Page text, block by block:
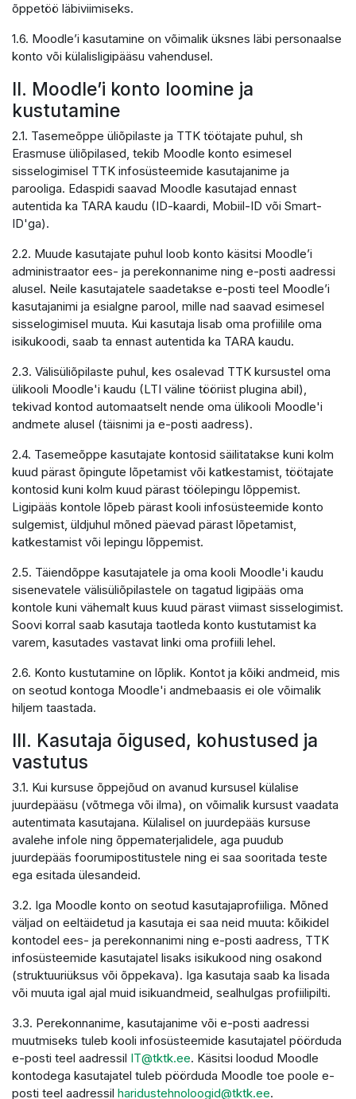
õppetöö läbiviimiseks.
1.6. Moodle’i kasutamine on võimalik üksnes läbi personaalse
konto või külalisligipääsu vahendusel.
II. Moodle’i konto loomine ja
kustutamine
2.1. Tasemeõppe üliõpilaste ja TTK töötajate puhul, sh
Erasmuse üliõpilased, tekib Moodle konto esimesel
sisselogimisel TTK infosüsteemide kasutajanime ja
parooliga. Edaspidi saavad Moodle kasutajad ennast
autentida ka TARA kaudu (ID-kaardi, Mobiil-ID või Smart-
ID'ga).
2.2. Muude kasutajate puhul loob konto käsitsi Moodle’i
administraator ees- ja perekonnanime ning e-posti aadressi
alusel. Neile kasutajatele saadetakse e-posti teel Moodle’i
kasutajanimi ja esialgne parool, mille nad saavad esimesel
sisselogimisel muuta. Kui kasutaja lisab oma profiilile oma
isikukoodi, saab ta ennast autentida ka TARA kaudu.
2.3. Välisüliõpilaste puhul, kes osalevad TTK kursustel oma
ülikooli Moodle'i kaudu (LTI väline tööriist plugina abil),
tekivad kontod automaatselt nende oma ülikooli Moodle'i
andmete alusel (täisnimi ja e-posti aadress).
2.4. Tasemeõppe kasutajate kontosid säilitatakse kuni kolm
kuud pärast õpingute lõpetamist või katkestamist, töötajate
kontosid kuni kolm kuud pärast töölepingu lõppemist.
Ligipääs kontole lõpeb pärast kooli infosüsteemide konto
sulgemist, üldjuhul mõned päevad pärast lõpetamist,
katkestamist või lepingu lõppemist.
2.5. Täiendõppe kasutajatele ja oma kooli Moodle'i kaudu
sisenevatele välisüliõpilastele on tagatud ligipääs oma
kontole kuni vähemalt kuus kuud pärast viimast sisselogimist.
Soovi korral saab kasutaja taotleda konto kustutamist ka
varem, kasutades vastavat linki oma profiili lehel.
2.6. Konto kustutamine on lõplik. Kontot ja kõiki andmeid, mis
on seotud kontoga Moodle'i andmebaasis ei ole võimalik
hiljem taastada.
III. Kasutaja õigused, kohustused ja
vastutus
3.1. Kui kursuse õppejõud on avanud kursusel külalise
juurdepääsu (võtmega või ilma), on võimalik kursust vaadata
autentimata kasutajana. Külalisel on juurdepääs kursuse
avalehe infole ning õppematerjalidele, aga puudub
juurdepääs foorumipostitustele ning ei saa sooritada teste
ega esitada ülesandeid.
3.2. Iga Moodle konto on seotud kasutajaprofiiliga. Mõned
väljad on eeltäidetud ja kasutaja ei saa neid muuta: kõikidel
kontodel ees- ja perekonnanimi ning e-posti aadress, TTK
infosüsteemide kasutajatel lisaks isikukood ning osakond
(struktuuriüksus või õppekava). Iga kasutaja saab ka lisada
või muuta igal ajal muid isikuandmeid, sealhulgas profiilipilti.
3.3. Perekonnanime, kasutajanime või e-posti aadressi
muutmiseks tuleb kooli infosüsteemide kasutajatel pöörduda
e-posti teel aadressil IT@tktk.ee. Käsitsi loodud Moodle
kontodega kasutajatel tuleb pöörduda Moodle toe poole e-
posti teel aadressil haridustehnoloogid@tktk.ee.